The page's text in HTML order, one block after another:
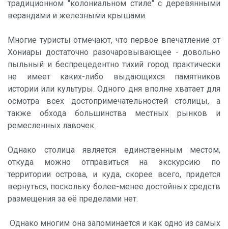
традиционном "колониальном стиле" с деревянными
верандами и железными крышами.
Многие туристы отмечают, что первое впечатление от
Хониары достаточно разочаровывающее - довольно
пыльный и беспрецедентно тихий город практически
не имеет каких-либо выдающихся памятников
истории или культуры. Одного дня вполне хватает для
осмотра всех достопримечательностей столицы, а
также обхода большинства местных рынков и
ремесленных лавочек.
Однако столица является единственным местом,
откуда можно отправиться на экскурсию по
территории острова, и куда, скорее всего, придется
вернуться, поскольку более-менее достойных средств
размещения за её пределами нет.
Однако многим она запоминается и как одно из самых